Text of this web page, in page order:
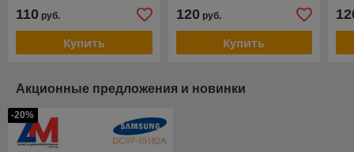
110 руб.
Купить
120руб.
Купить
Акционные предложения и новинки
-20%